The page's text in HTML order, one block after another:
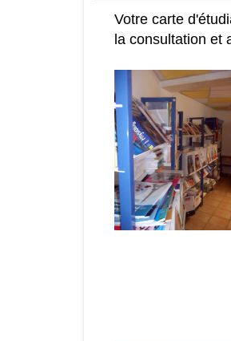
Votre carte
la consultation et